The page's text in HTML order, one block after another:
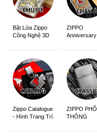
Bật Lửa Zippo
Công Nghệ 3D
ZIPPO
Anniversary
Zippo Catalogue
- Hình Trang Trí
ZIPPO PHỔ
THÔNG